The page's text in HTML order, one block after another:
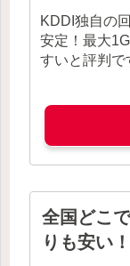
KDDI独自の
安定！最大
すいと評判で
全国どこ
りも安い